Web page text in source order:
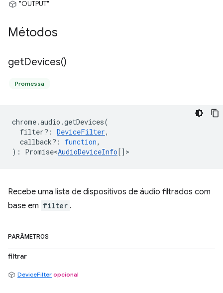
"OUTPUT"
Métodos
getDevices()
Promessa
chrome.audio .getDevices(
filter? : DeviceFilter,
callback? : function,
) : Promise<AudioDeviceInfo[] >
Recebe uma lista de dispositivos de áudio filtrados com
base em filter .
PARÂMETROS
filtrar
DeviceFilter opcional